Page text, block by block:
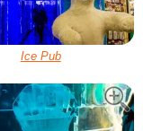
Ice Pub